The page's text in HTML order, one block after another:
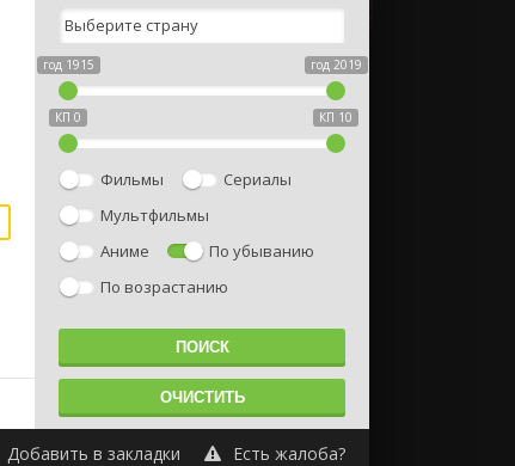
год 1915 год 2019
КП 0 КП 10
Фильмы
Сериалы
Мультфильмы
Аниме
По убыванию
По возрастанию
Добавить в закладки Есть жалоба?